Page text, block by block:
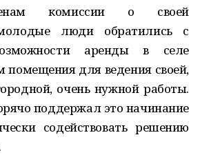
комиссии о своей
люди обратились с
аренды в селе
помещения для ведения своей,
очень нужной работы.
поддержал это начинание
содействовать решению